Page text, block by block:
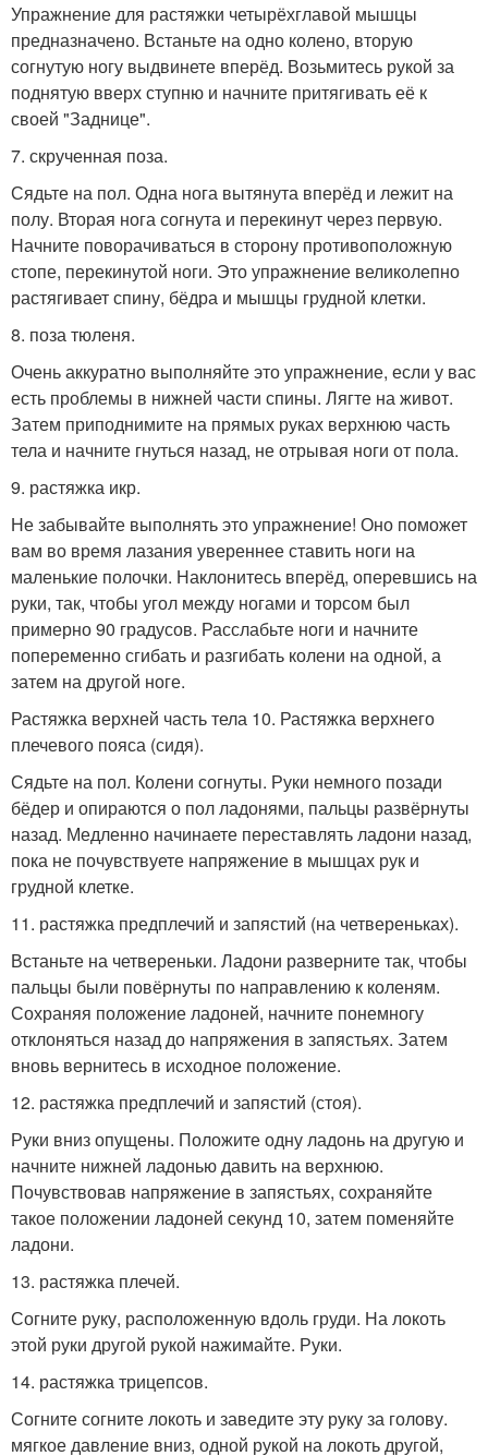
Упражнение для растяжки четырёхглавой мышцы
предназначено. Встаньте на одно колено, вторую
согнутую ногу выдвинете вперёд. Возьмитесь рукой за
поднятую вверх ступню и начните притягивать её к
своей "Заднице".
7. скрученная поза.
Сядьте на пол. Одна нога вытянута вперёд и лежит на
полу. Вторая нога согнута и перекинут через первую.
Начните поворачиваться в сторону противоположную
стопе, перекинутой ноги. Это упражнение великолепно
растягивает спину, бёдра и мышцы грудной клетки.
8. поза тюленя.
Очень аккуратно выполняйте это упражнение, если у вас
есть проблемы в нижней части спины. Лягте на живот.
Затем приподнимите на прямых руках верхнюю часть
тела и начните гнуться назад, не отрывая ноги от пола.
9. растяжка икр.
Не забывайте выполнять это упражнение! Оно поможет
вам во время лазания увереннее ставить ноги на
маленькие полочки. Наклонитесь вперёд, оперевшись на
руки, так, чтобы угол между ногами и торсом был
примерно 90 градусов. Расслабьте ноги и начните
попеременно сгибать и разгибать колени на одной, а
затем на другой ноге.
Растяжка верхней часть тела 10. Растяжка верхнего
плечевого пояса (сидя).
Сядьте на пол. Колени согнуты. Руки немного позади
бёдер и опираются о пол ладонями, пальцы развёрнуты
назад. Медленно начинаете переставлять ладони назад,
пока не почувствуете напряжение в мышцах рук и
грудной клетке.
11. растяжка предплечий и запястий (на четвереньках).
Встаньте на четвереньки. Ладони разверните так, чтобы
пальцы были повёрнуты по направлению к коленям.
Сохраняя положение ладоней, начните понемногу
отклоняться назад до напряжения в запястьях. Затем
вновь вернитесь в исходное положение.
12. растяжка предплечий и запястий (стоя).
Руки вниз опущены. Положите одну ладонь на другую и
начните нижней ладонью давить на верхнюю.
Почувствовав напряжение в запястьях, сохраняйте
такое положении ладоней секунд 10, затем поменяйте
ладони.
13. растяжка плечей.
Согните руку, расположенную вдоль груди. На локоть
этой руки другой рукой нажимайте. Руки.
14. растяжка трицепсов.
Согните согните локоть и заведите эту руку за голову.
мягкое давление вниз, одной рукой на локоть другой,